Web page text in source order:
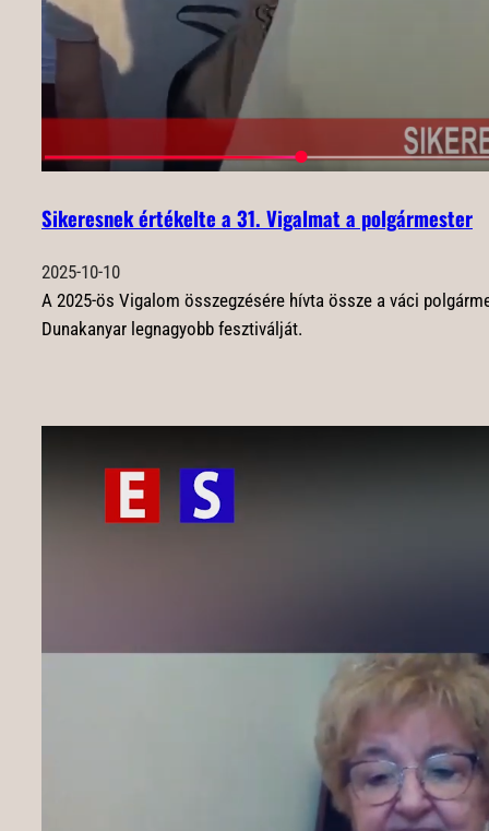
Sikeresnek értékelte a 31. Vigalmat a polgármester
2025-10-10
A 2025-ös Vigalom összegzésére hívta össze a váci
Dunakanyar legnagyobb fesztiválját.